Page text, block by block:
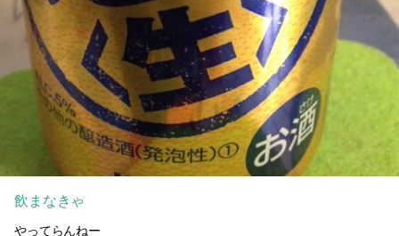
飲まなきゃ
やってらんねー